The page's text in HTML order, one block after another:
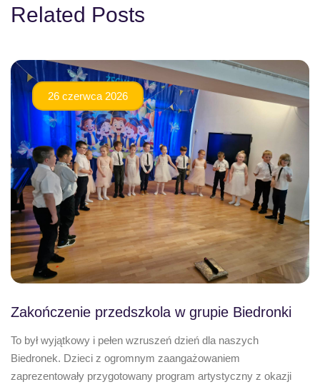
Related Posts
26 czerwca 2026
Zakończenie przedszkola w grupie Biedronki
To był wyjątkowy i pełen wzruszeń dzień dla naszych
Biedronek. Dzieci z ogromnym zaangażowaniem
zaprezentowały przygotowany program artystyczny z okazji